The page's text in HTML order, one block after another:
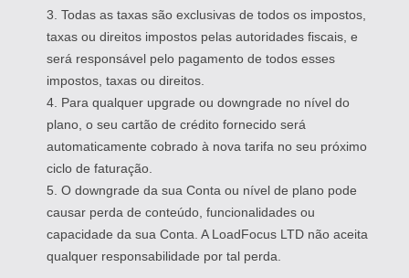
3. Todas as taxas são exclusivas de todos os impostos,
taxas ou direitos impostos pelas autoridades fiscais, e
será responsável pelo pagamento de todos esses
impostos, taxas ou direitos.
4. Para qualquer upgrade ou downgrade no nível do
plano, o seu cartão de crédito fornecido será
automaticamente cobrado à nova tarifa no seu próximo
ciclo de faturação.
5. O downgrade da sua Conta ou nível de plano pode
causar perda de conteúdo, funcionalidades ou
capacidade da sua Conta. A LoadFocus LTD não aceita
qualquer responsabilidade por tal perda.